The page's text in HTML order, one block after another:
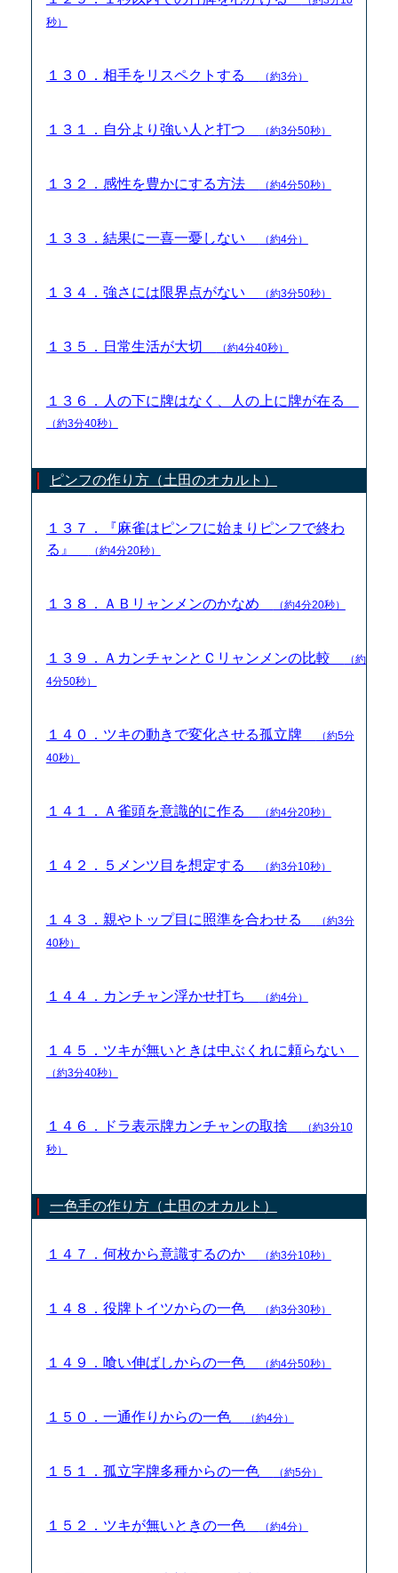
秒）
１３０．相手をリスペクトする （約3分）
１３１．自分より強い人と打つ （約3分50秒）
１３２．感性を豊かにする方法 （約4分50秒）
１３３．結果に一喜一憂しない （約4分）
１３４．強さには限界点がない （約3分50秒）
１３５．日常生活が大切 （約4分40秒）
１３６．人の下に牌はなく、人の上に牌が在る
（約3分40秒）
ピンフの作り方（土田のオカルト）
１３７．『麻雀はピンフに始まりピンフで終わ
る』
（約4分20秒）
１３８．ＡＢリャンメンのかなめ （約4分20秒）
１３９．ＡカンチャンとＣリャンメンの比較
（約
4分50秒）
１４０．ツキの動きで変化させる孤立牌
（約5分
40秒）
１４１．Ａ雀頭を意識的に作る （約4分20秒）
１４２．５メンツ目を想定する （約3分10秒）
１４３．親やトップ目に照準を合わせる
（約3分
40秒）
１４４．カンチャン浮かせ打ち （約4分）
１４５．ツキが無いときは中ぶくれに頼らない
（約3分40秒）
１４６．ドラ表示牌カンチャンの取捨
（約3分10
秒）
一色手の作り方（土田のオカルト）
１４７．何枚から意識するのか （約3分10秒）
１４８．役牌トイツからの一色 （約3分30秒）
１４９．喰い伸ばしからの一色 （約4分50秒）
１５０．一通作りからの一色 （約4分）
１５１．孤立字牌多種からの一色 （約5分）
１５２．ツキが無いときの一色 （約4分）